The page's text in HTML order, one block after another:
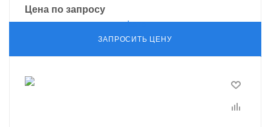
Цена по запросу
ЗАПРОСИТЬ ЦЕНУ